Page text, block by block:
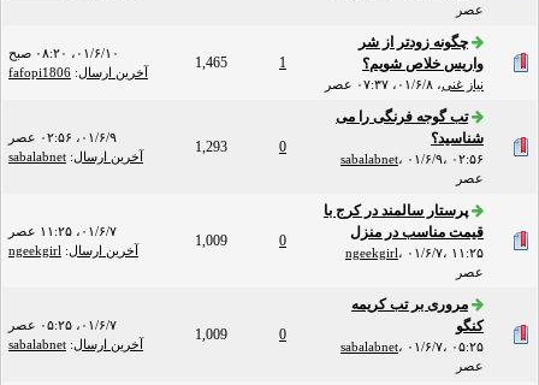
عصر
چگونه زودتر از شر
واریس خلاص شویم؟
نیاز غنی، ۰۱/۶/۸، ۰۷:۳۷ عصر
1
1,465
۰۱/۶/۱۰، ۰۸:۲۰ صبح
آخرین ارسال:
fafopi1806
تب گوجه فرنگی را می
شناسید؟
sabalabnet، ۰۱/۶/۹، ۰۲:۵۶
عصر
0
1,293
۰۱/۶/۹، ۰۲:۵۶ عصر
آخرین ارسال:
sabalabnet
پرستار سالمند در کرج با
قیمت مناسب در منزل
ngeekgirl، ۰۱/۶/۷، ۱۱:۲۵
عصر
0
1,009
۰۱/۶/۷، ۱۱:۲۵ عصر
آخرین ارسال:
ngeekgirl
مروری بر تب کریمه
کنگو
sabalabnet، ۰۱/۶/۷، ۰۵:۲۵
عصر
0
1,009
۰۱/۶/۷، ۰۵:۲۵ عصر
آخرین ارسال:
sabalabnet